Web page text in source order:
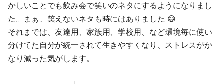
かしいことでも飲み会で笑いのネタにするようになりまし
た。まぁ、笑えないネタも時にはありました 😅
それまでは、友達用、家族用、学校用、など環境毎に使い
分けてた自分が統一されて生きやすくなり、ストレスがか
なり減った気がします。